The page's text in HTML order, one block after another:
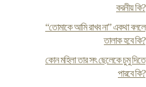
করনীয় কি?
“তোমাকে আমি রাখব না” একথা বললে
তালাক হবে কি?
কোন মহিলা তার সৎ ছেলেকে চুমু দিতে
পারবে কি?